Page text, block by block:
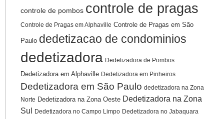
controle de pombos controle de pragas
Controle de Pragas em Alphaville Controle de Pragas em São
Paulo dedetizacao de condominios
dedetizadora Dedetizadora de Pombos
Dedetizadora em Alphaville Dedetizadora em Pinheiros
Dedetizadora em São Paulo dedetizadora na Zona
Norte Dedetizadora na Zona Oeste Dedetizadora na Zona
Sul
Dedetizadora no Campo Limpo Dedetizadora no Jabaquara